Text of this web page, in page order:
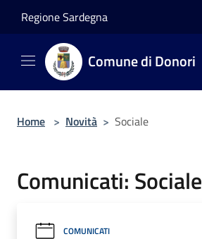
Regione Sardegna
Comune di Donori
Home > Novità > Sociale
Comunicati: Sociale
COMUNICATI